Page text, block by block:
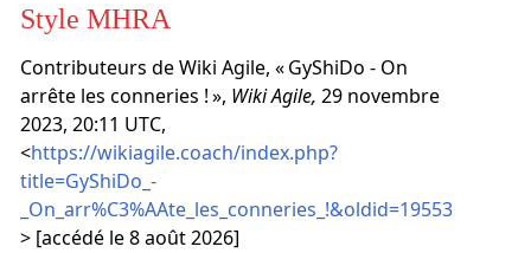
Style MHRA
Contributeurs de Wiki Agile, « GyShiDo - On
arrête les conneries ! », Wiki Agile, 29 novembre
2023, 20:11 UTC,
<https://wikiagile.coach/index.php?
title=GyShiDo_-
_On_arr%C3%AAte_les_conneries_!&oldid=19553
> [accédé le 8 août 2026]